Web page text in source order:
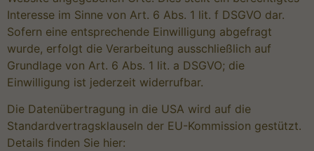
Interesse im Sinne von Art. 6 Abs. 1 lit. f DSGVO dar.
Sofern eine entsprechende Einwilligung abgefragt
wurde, erfolgt die Verarbeitung ausschließlich auf
Grundlage von Art. 6 Abs. 1 lit. a DSGVO; die
Einwilligung ist jederzeit widerrufbar.
Die Datenübertragung in die USA wird auf die
Standardvertragsklauseln der EU-Kommission gestützt.
Details finden Sie hier: